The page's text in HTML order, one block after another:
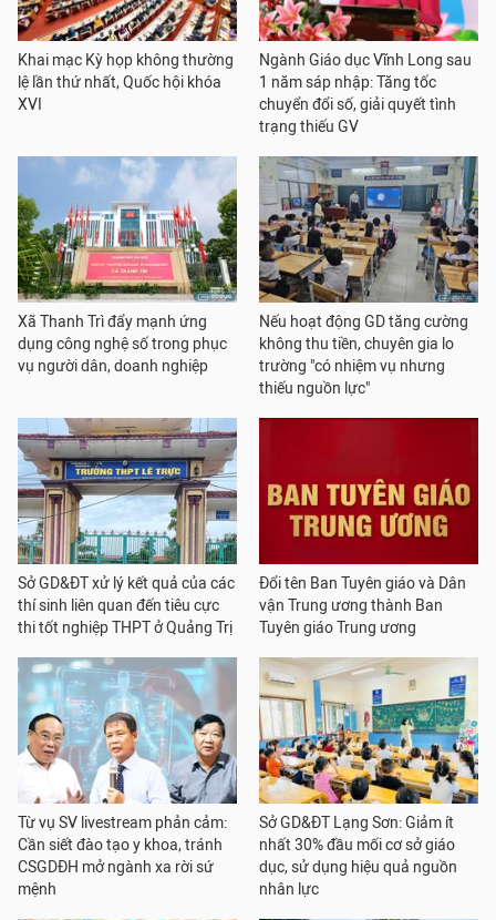
Khai mạc Kỳ họp không thường
lệ lần thứ nhất, Quốc hội khóa
XVI
Ngành Giáo dục Vĩnh Long sau
1 năm sáp nhập: Tăng tốc
chuyển đổi số, giải quyết tình
trạng thiếu GV
Xã Thanh Trì đẩy mạnh ứng
dụng công nghệ số trong phục
vụ người dân, doanh nghiệp
Nếu hoạt động GD tăng cường
không thu tiền, chuyên gia lo
trường "có nhiệm vụ nhưng
thiếu nguồn lực"
Sở GD&ĐT xử lý kết quả của các
thí sinh liên quan đến tiêu cực
thi tốt nghiệp THPT ở Quảng Trị
Đổi tên Ban Tuyên giáo và Dân
vận Trung ương thành Ban
Tuyên giáo Trung ương
Từ vụ SV livestream phản cảm:
Cần siết đào tạo y khoa, tránh
CSGDĐH mở ngành xa rời sứ
mệnh
Sở GD&ĐT Lạng Sơn: Giảm ít
nhất 30% đầu mối cơ sở giáo
dục, sử dụng hiệu quả nguồn
nhân lực